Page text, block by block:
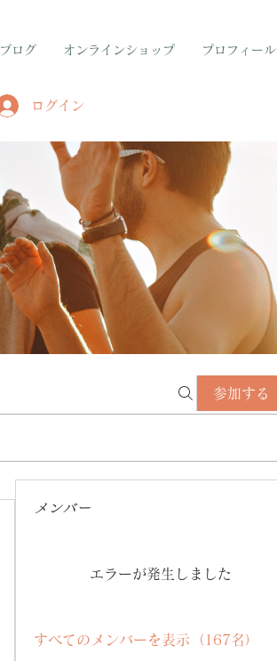
ブログ オンラインショップ プロフィール
ログイン
参加する
メンバー
エラーが発生しました
すべてのメンバーを表示（167名）